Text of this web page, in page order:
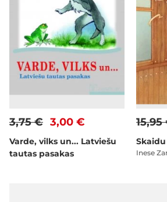
3,00 €
3,75 €
Varde, vilks un... Latviešu
tautas pasakas
15,95
Inese